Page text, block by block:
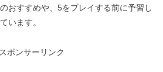
おすすめや、5をプレイする前に予習し
います。
スポンサーリンク